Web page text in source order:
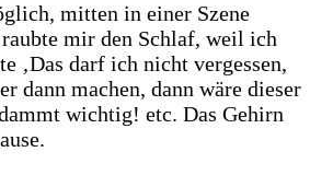
mitten in einer Szene
mir den Schlaf, weil ich
‚Das darf ich nicht vergessen,
dann machen, dann wäre dieser
wichtig! etc. Das Gehirn